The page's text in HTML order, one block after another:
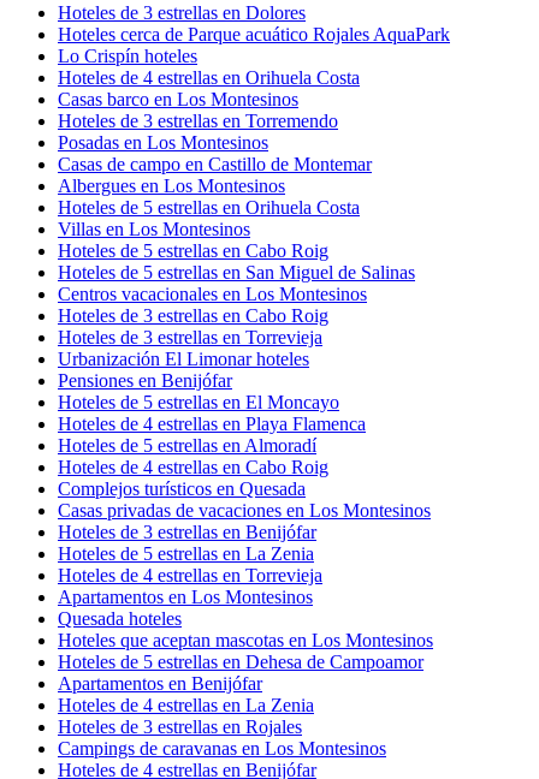
Hoteles de 3 estrellas en Dolores
Hoteles cerca de Parque acuático Rojales AquaPark
Lo Crispín hoteles
Hoteles de 4 estrellas en Orihuela Costa
Casas barco en Los Montesinos
Hoteles de 3 estrellas en Torremendo
Posadas en Los Montesinos
Casas de campo en Castillo de Montemar
Albergues en Los Montesinos
Hoteles de 5 estrellas en Orihuela Costa
Villas en Los Montesinos
Hoteles de 5 estrellas en Cabo Roig
Hoteles de 5 estrellas en San Miguel de Salinas
Centros vacacionales en Los Montesinos
Hoteles de 3 estrellas en Cabo Roig
Hoteles de 3 estrellas en Torrevieja
Urbanización El Limonar hoteles
Pensiones en Benijófar
Hoteles de 5 estrellas en El Moncayo
Hoteles de 4 estrellas en Playa Flamenca
Hoteles de 5 estrellas en Almoradí
Hoteles de 4 estrellas en Cabo Roig
Complejos turísticos en Quesada
Casas privadas de vacaciones en Los Montesinos
Hoteles de 3 estrellas en Benijófar
Hoteles de 5 estrellas en La Zenia
Hoteles de 4 estrellas en Torrevieja
Apartamentos en Los Montesinos
Quesada hoteles
Hoteles que aceptan mascotas en Los Montesinos
Hoteles de 5 estrellas en Dehesa de Campoamor
Apartamentos en Benijófar
Hoteles de 4 estrellas en La Zenia
Hoteles de 3 estrellas en Rojales
Campings de caravanas en Los Montesinos
Hoteles de 4 estrellas en Benijófar